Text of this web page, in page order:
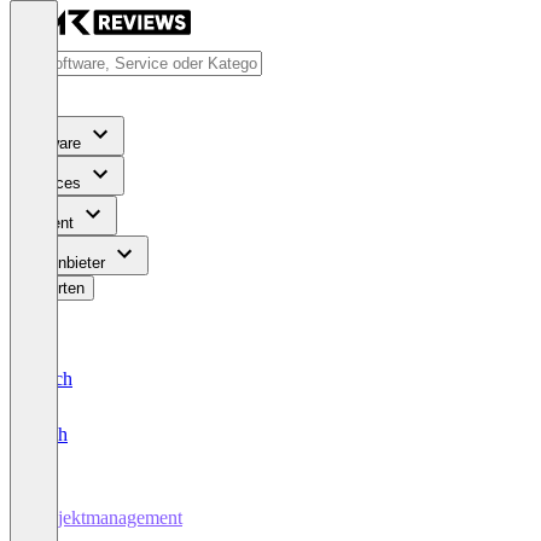
Software
Services
Content
Für Anbieter
Bewerten
Deutsch
English
Projektmanagement